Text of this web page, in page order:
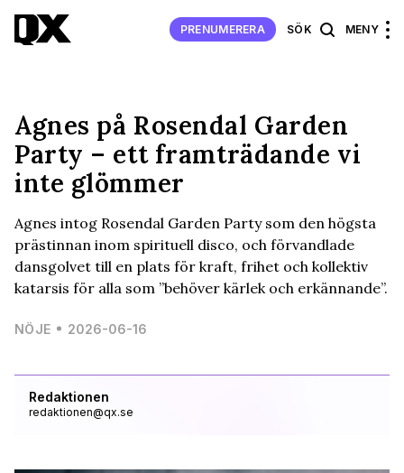
PRENUMERERA SÖK MENY
Redaktionen
redaktionen@qx.se
Agnes på Rosendal Garden
Party – ett framträdande vi
inte glömmer
Agnes intog Rosendal Garden Party som den högsta
prästinnan inom spirituell disco, och förvandlade
dansgolvet till en plats för kraft, frihet och kollektiv
katarsis för alla som ”behöver kärlek och erkännande”.
NÖJE 2026-06-16